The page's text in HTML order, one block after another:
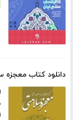
دانلود کتاب